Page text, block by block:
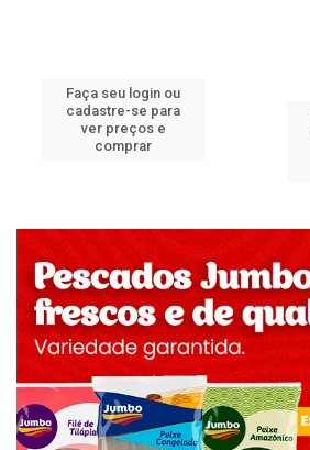
Faça seu login ou
cadastre-se para
ver preços e
comprar